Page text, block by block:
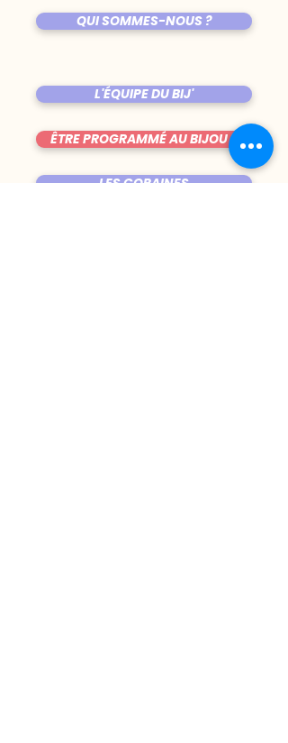
QUI SOMMES-NOUS ?
L'ÉQUIPE DU BIJ'
ÊTRE PROGRAMMÉ AU BIJOU ?
LES COPAINES